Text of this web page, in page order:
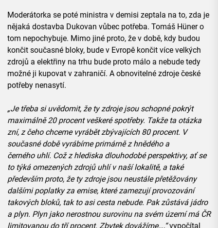
Moderátorka se poté ministra v demisi zeptala na to, zda je
nějaká dostavba Dukovan vůbec potřeba. Tomáš Hüner o
tom nepochybuje. Mimo jiné proto, že v době, kdy budou
končit současné bloky, bude v Evropě končit více velkých
zdrojů a elektřiny na trhu bude proto málo a nebude tedy
možné ji kupovat v zahraničí. A obnovitelné zdroje české
potřeby nenasytí.
„Je třeba si uvědomit, že ty zdroje jsou schopné pokrýt
maximálně 20 procent veškeré spotřeby. Takže ta otázka
zní, z čeho chceme vyrábět zbývajících 80 procent. V
současné době vyrábíme primárně z hnědého a
černého uhlí. Což z hlediska dlouhodobé perspektivy, ať se
to týká omezených zdrojů uhlí v naší lokalitě, a také
především proto, že ty zdroje jsou neustále přetěžovány
dalšími poplatky za emise, které zamezují provozování
takových bloků, tak to asi cesta nebude. Pak zůstává jádro
a plyn. Plyn jako nerostnou surovinu na svém území má ČR
limitovanou do tří procent. Zbytek dovážíme…,“vypočítal